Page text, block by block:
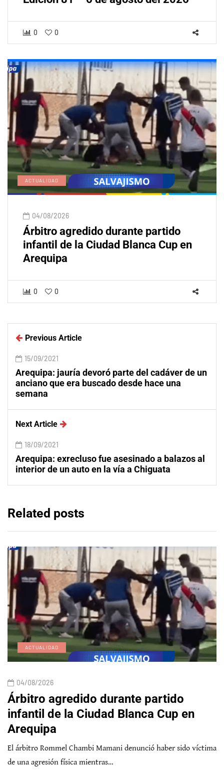
0 0
ACTUALIDAD
04/08/2026
Árbitro agredido durante partido
infantil de la Ciudad Blanca Cup en
Arequipa
0 0
Previous Article
15/09/2021
Arequipa: jauría devoró parte del cadáver de un
anciano que era buscado desde hace una
semana
Next Article
18/09/2021
Arequipa: exrecluso fue asesinado a balazos al
interior de un auto en la vía a Chiguata
Related posts
ACTUALIDAD
04/08/2026
Árbitro agredido durante partido
infantil de la Ciudad Blanca Cup en
Arequipa
El árbitro Rommel Chambi Mamani denunció haber sido víctima
de una agresión física mientras…